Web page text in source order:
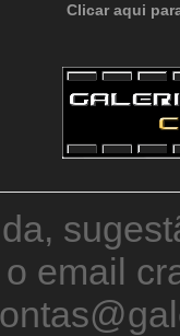
Clicar aqui
email